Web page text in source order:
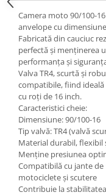
Camere moto
Anvelope ATV
Cauciucuri bicicleta
Anvelope și Camere
https://
tbi?
Camera moto 90/100-
anvelope cu
Fabricată din cauciuc
perfectă și menținerea
performanța și
Valva TR4, scurtă și
compatibile, fiind
cu roți de 16 inch.
Caracteristici cheie:
Dimensiune: 90/100-16
Tip valvă: TR4 (valvă
Material durabil, flexibil
Menține presiunea
Compatibilă cu jante
motociclete și scutere
Contribuie la